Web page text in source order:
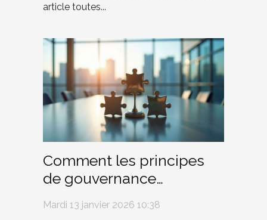
article toutes...
Comment les principes
de gouvernance
structures d'entreprise ?
Mardi 13 janvier 2026 10:38